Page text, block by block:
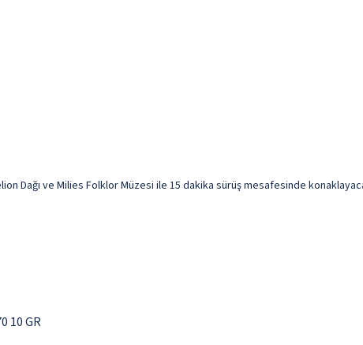
Dağı ve Milies Folklor Müzesi ile 15 dakika sürüş mesafesinde
10 GR